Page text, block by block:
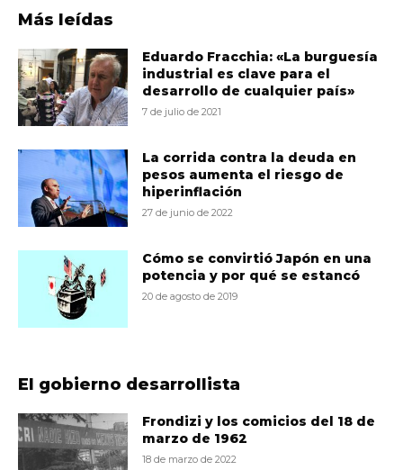
Más leídas
Eduardo Fracchia: «La burguesía
industrial es clave para el
desarrollo de cualquier país»
7 de julio de 2021
La corrida contra la deuda en
pesos aumenta el riesgo de
hiperinflación
27 de junio de 2022
Cómo se convirtió Japón en una
potencia y por qué se estancó
20 de agosto de 2019
El gobierno desarrollista
Frondizi y los comicios del 18 de
marzo de 1962
18 de marzo de 2022